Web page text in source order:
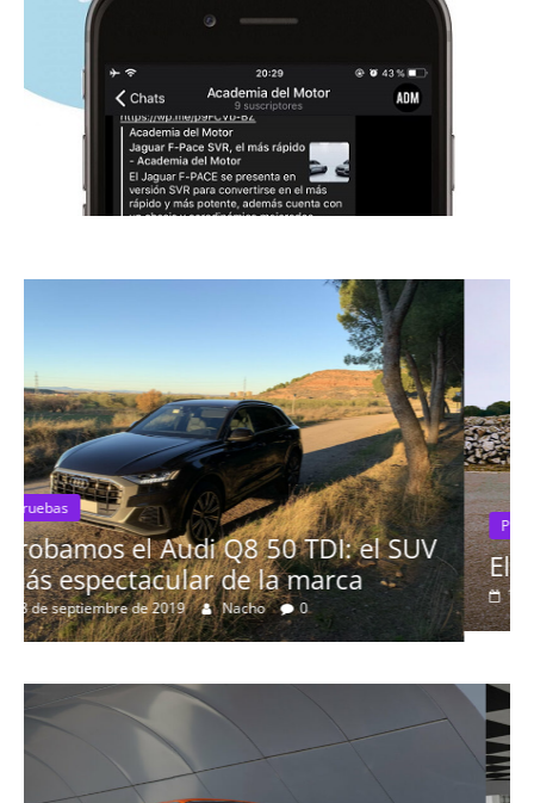
SUV
Pruebas
El Seat León 1.6 TDI 115cv a
16 de agosto de 2019 mospotter84 0